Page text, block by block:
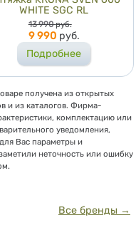
WHITE SGC RL
Цена
13 990 руб.
9 990 руб.
Подробнее
получена из открытых
и из каталогов. Фирма-
комплектацию или
уведомления,
Вас параметры и
неточность или ошибку
Все бренды →